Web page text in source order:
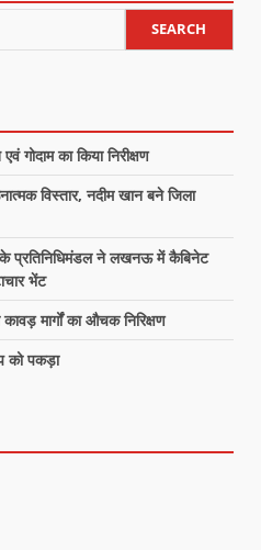
SEARCH
गोदाम का किया निरीक्षण
विस्तार, नदीम खान बने जिला
प्रतिनिधिमंडल ने लखनऊ में कैबिनेट
भेंट
मार्गों का औचक निरिक्षण
को पकड़ा